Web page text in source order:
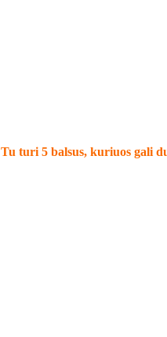
Tu turi 5 balsus, kuriuos gali